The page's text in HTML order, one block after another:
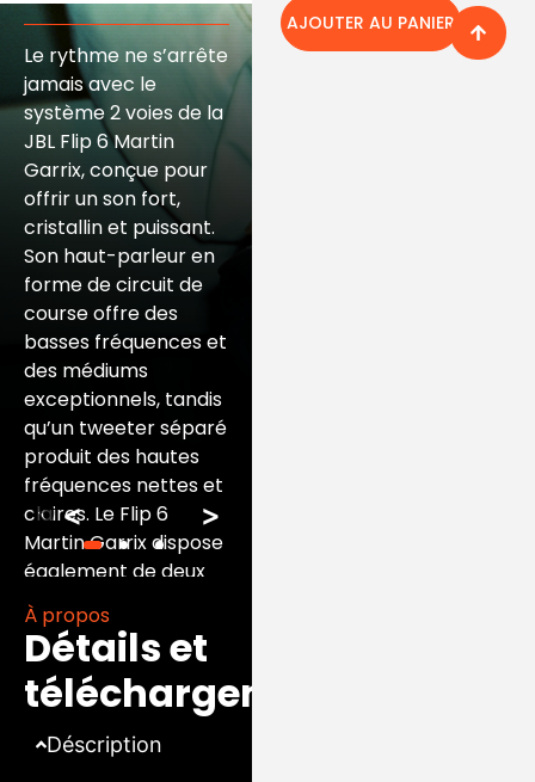
<
Le rythme ne s’arrête
jamais avec le
système 2 voies de la
JBL Flip 6 Martin
Garrix, conçue pour
offrir un son fort,
cristallin et puissant.
Son haut-parleur en
forme de circuit de
course offre des
basses fréquences et
des médiums
exceptionnels, tandis
qu’un tweeter séparé
produit des hautes
fréquences nettes et
claires. Le Flip 6
Martin Garrix dispose
également de deux
radiateurs passifs
optimisés pour des
basses profondes,
affinés grâce à
l’algorithme avancé
d’Harman.
Design
>
À propos
Détails et
téléchargements
Déscription
AJOUTER AU PANIER